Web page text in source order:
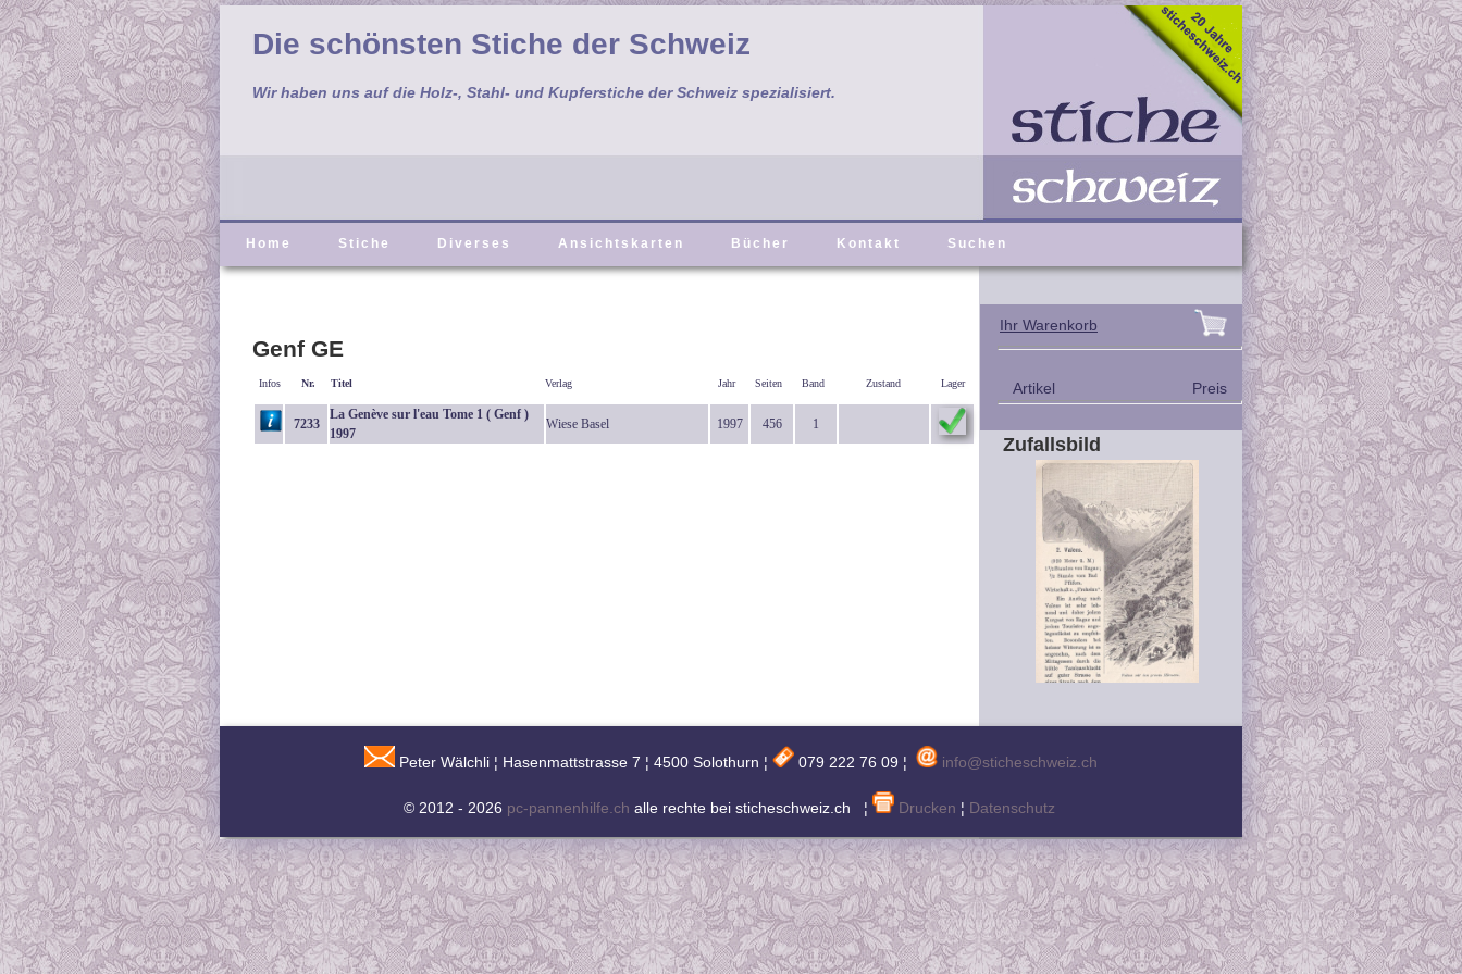
Die schönsten Stiche der Schweiz
Wir haben uns auf die Holz-, Stahl- und Kupferstiche der Schweiz spezialisiert.
Home Stiche Diverses Ansichtskarten Bücher Kontakt Suchen
Genf GE
Infos Nr. Titel Verlag Jahr Seiten Band Zustand Lager
7233
La Genève sur l'eau Tome 1 ( Genf )
1997
Wiese Basel 1997 456 1
Ihr Warenkorb
Artikel Preis
Zufallsbild
Peter Wälchli ¦ Hasenmattstrasse 7 ¦ 4500 Solothurn ¦ 079 222 76 09 ¦ info@sticheschweiz.ch
© 2012 - 2026 pc-pannenhilfe.ch alle rechte bei sticheschweiz.ch ¦ Drucken ¦ Datenschutz